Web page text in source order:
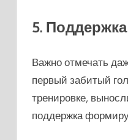
5.
Важно отмечать
первый забитый
тренировке,
поддержка